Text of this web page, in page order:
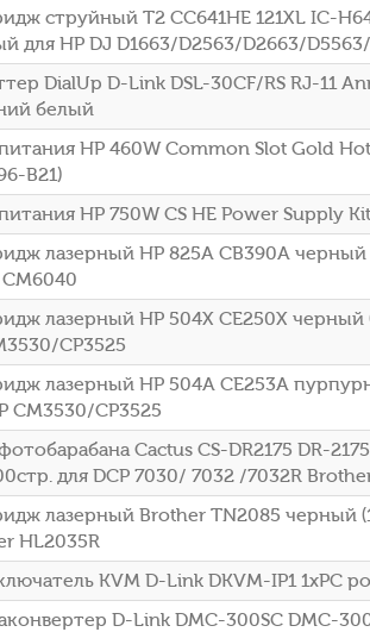
струйный T2 CC641HE 121XL IC-
для HP DJ D1663/D2563/D2663/
DialUp D-Link DSL-30CF/RS RJ-11
белый
HP 460W Common Slot Gold
B21)
HP 750W CS HE Power Supply
лазерный HP 825A CB390A черный
лазерный HP 504X CE250X черный
CP3525
лазерный HP 504A CE253A
CM3530/CP3525
Cactus CS-DR2175 DR-
для DCP 7030/ 7032 /7032R
лазерный Brother TN2085 черный
HL2035R
KVM D-Link DKVM-IP1 1xPC
D-Link DMC-300SC DMC-